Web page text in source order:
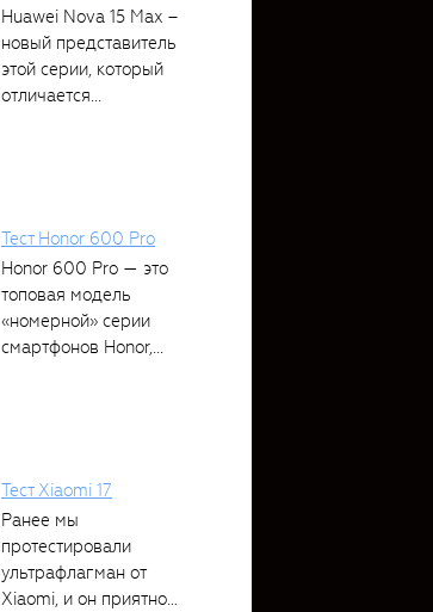
Huawei Nova 15 Max –
новый представитель
этой серии, который
отличается...
Тест Honor 600 Pro
Honor 600 Pro — это
топовая модель
«номерной» серии
смартфонов Honor,...
Тест Xiaomi 17
Ранее мы
протестировали
ультрафлагман от
Xiaomi, и он приятно